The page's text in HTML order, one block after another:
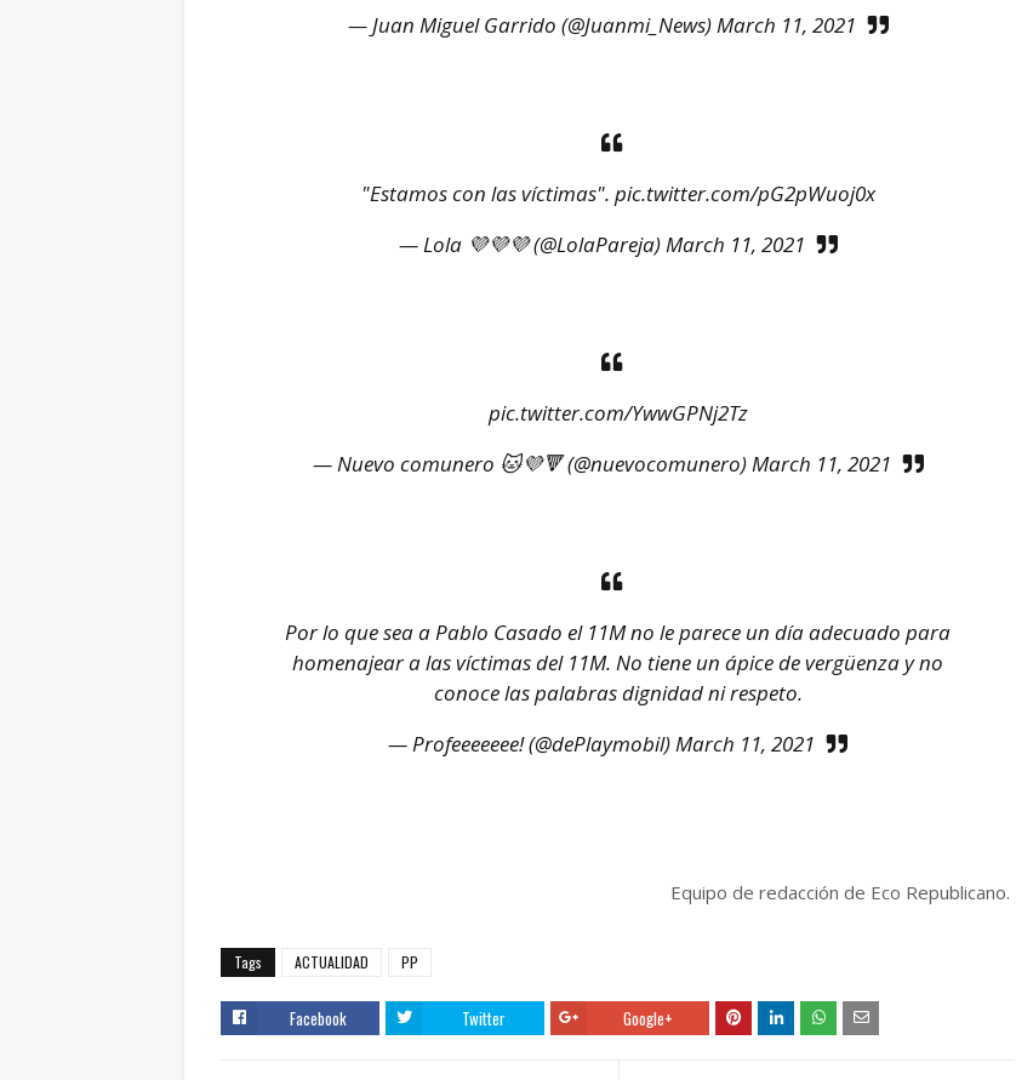
— Juan Miguel Garrido (@Juanmi_News)March 11, 2021
"Estamos con las víctimas". pic.twitter.com/pG2pWuoj0x
— Lola 💜💜💜 (@LolaPareja)March 11, 2021
pic.twitter.com/YwwGPNj2Tz
— Nuevo comunero 🐱💜🔻 (@nuevocomunero)March 11, 2021
Por lo que sea a Pablo Casado el 11M no le parece un día adecuado para
homenajear a las víctimas del 11M. No tiene un ápice de vergüenza y no
conoce las palabras dignidad ni respeto.
— Profeeeeeee! (@dePlaymobil)March 11, 2021
Equipo de redacción de Eco Republicano.
Tags ACTUALIDAD PP
Facebook Twitter Google+